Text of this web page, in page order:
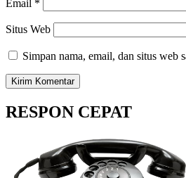
Email *
Situs Web
Simpan nama, email, dan situs web
RESPON CEPAT